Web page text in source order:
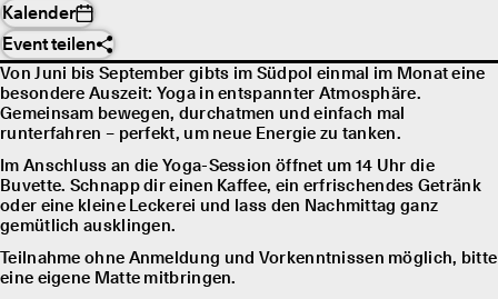
Kalender
Event teilen
Von Juni bis September gibts im Südpol einmal im Monat eine
besondere Auszeit: Yoga in entspannter Atmosphäre.
Gemeinsam bewegen, durchatmen und einfach mal
runterfahren – perfekt, um neue Energie zu tanken.
Im Anschluss an die Yoga-Session öffnet um 14 Uhr die
Buvette. Schnapp dir einen Kaffee, ein erfrischendes Getränk
oder eine kleine Leckerei und lass den Nachmittag ganz
gemütlich ausklingen.
Teilnahme ohne Anmeldung und Vorkenntnissen möglich, bitte
eine eigene Matte mitbringen.